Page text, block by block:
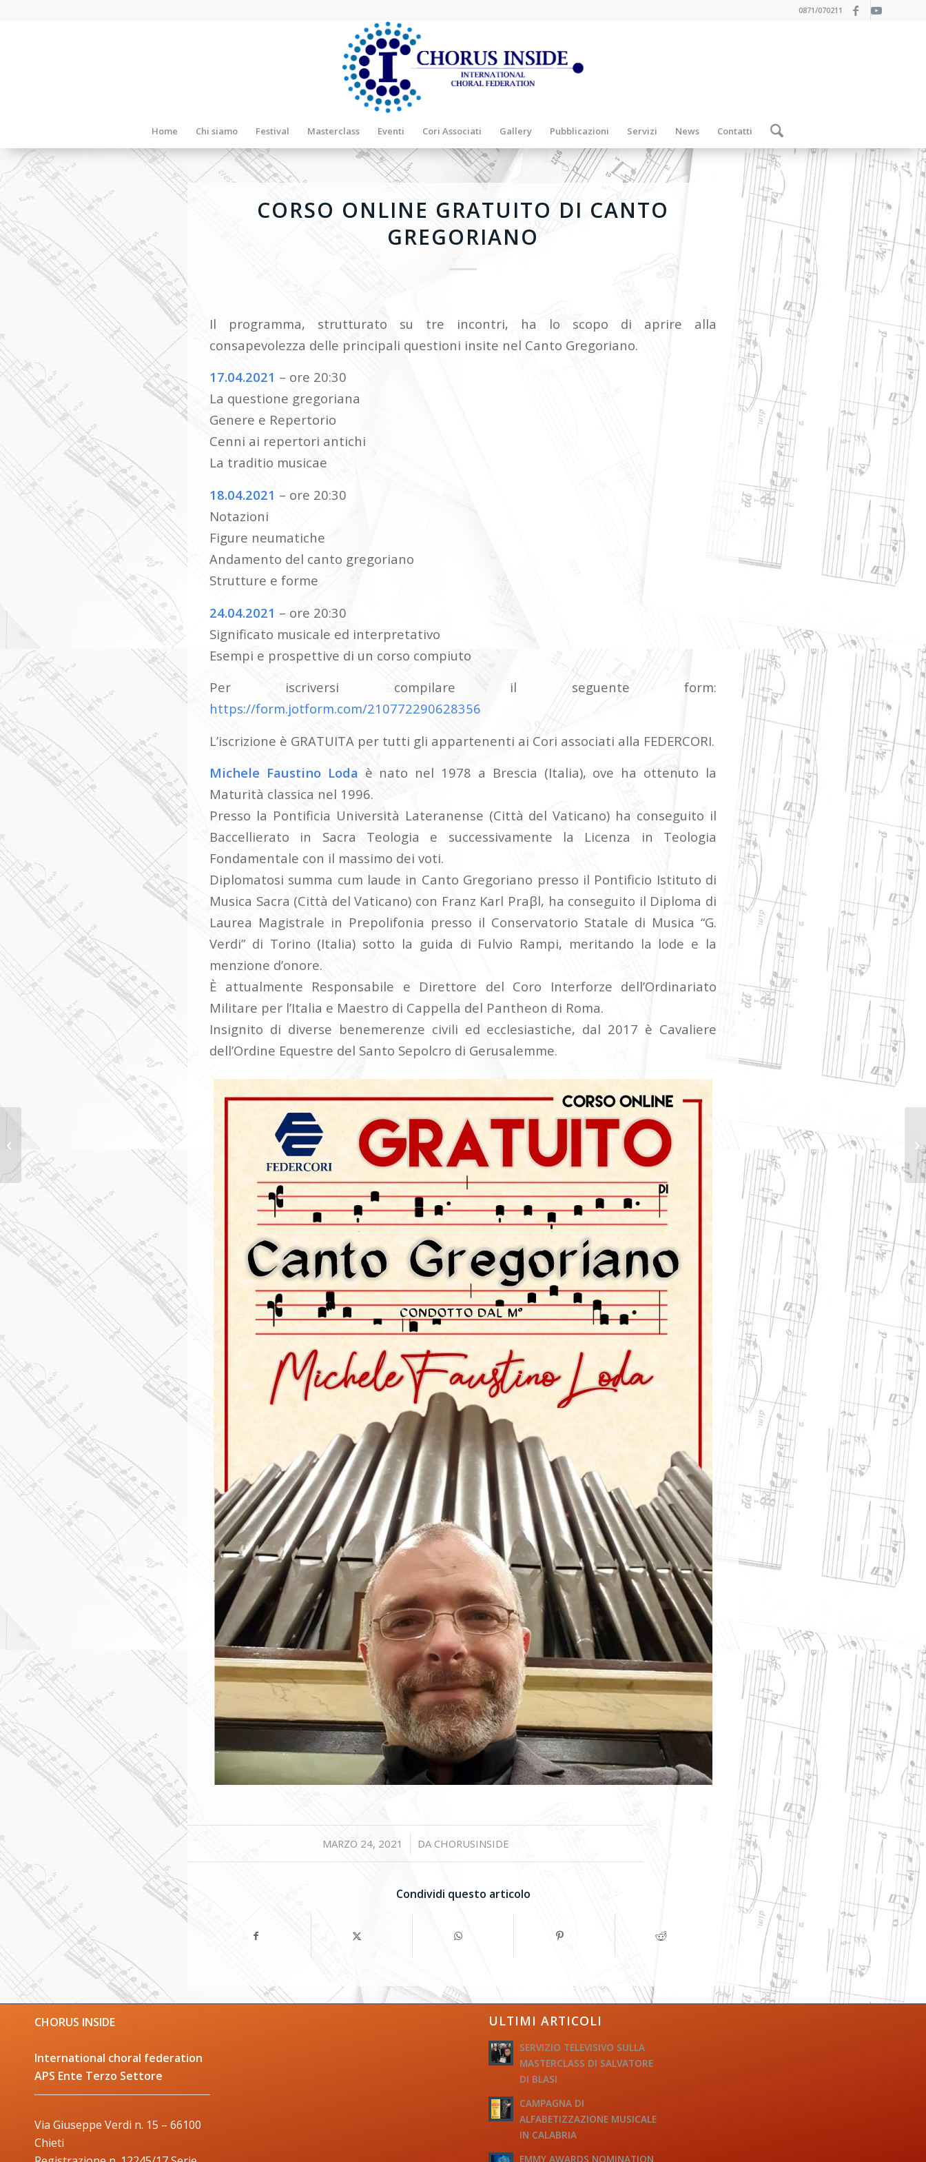
0871/070211
Home Chi siamo Festival Masterclass Eventi Cori Associati Gallery Pubblicazioni Servizi News Contatti
CORSO ONLINE GRATUITO DI CANTO
GREGORIANO
Il programma, strutturato su tre incontri, ha lo scopo di aprire alla
consapevolezza delle principali questioni insite nel Canto Gregoriano.
17.04.2021 – ore 20:30
La questione gregoriana
Genere e Repertorio
Cenni ai repertori antichi
La traditio musicae
18.04.2021 – ore 20:30
Notazioni
Figure neumatiche
Andamento del canto gregoriano
Strutture e forme
24.04.2021 – ore 20:30
Significato musicale ed interpretativo
Esempi e prospettive di un corso compiuto
Per iscriversi compilare il seguente form:
https://form.jotform.com/210772290628356
L’iscrizione è GRATUITA per tutti gli appartenenti ai Cori associati alla FEDERCORI.
Michele Faustino Loda è nato nel 1978 a Brescia (Italia), ove ha ottenuto la
Maturità classica nel 1996.
Presso la Pontificia Università Lateranense (Città del Vaticano) ha conseguito il
Baccellierato in Sacra Teologia e successivamente la Licenza in Teologia
Fondamentale con il massimo dei voti.
Diplomatosi summa cum laude in Canto Gregoriano presso il Pontificio Istituto di
Musica Sacra (Città del Vaticano) con Franz Karl Praβl, ha conseguito il Diploma di
Laurea Magistrale in Prepolifonia presso il Conservatorio Statale di Musica “G.
Verdi” di Torino (Italia) sotto la guida di Fulvio Rampi, meritando la lode e la
menzione d’onore.
È attualmente Responsabile e Direttore del Coro Interforze dell’Ordinariato
Militare per l’Italia e Maestro di Cappella del Pantheon di Roma.
Insignito di diverse benemerenze civili ed ecclesiastiche, dal 2017 è Cavaliere
dell’Ordine Equestre del Santo Sepolcro di Gerusalemme.
MARZO 24, 2021
/ DA CHORUSINSIDE
Condividi questo articolo
CHORUS INSIDE
International choral federation
APS Ente Terzo Settore
Via Giuseppe Verdi n. 15 – 66100
Chieti
ULTIMI ARTICOLI
SERVIZIO TELEVISIVO SULLA
MASTERCLASS DI SALVATORE
DI BLASI
CAMPAGNA DI
ALFABETIZZAZIONE MUSICALE
IN CALABRIA
EMMY AWARDS NOMINATION
nazionale di musica
vocale e strumentale
“Gavino Gabriel”